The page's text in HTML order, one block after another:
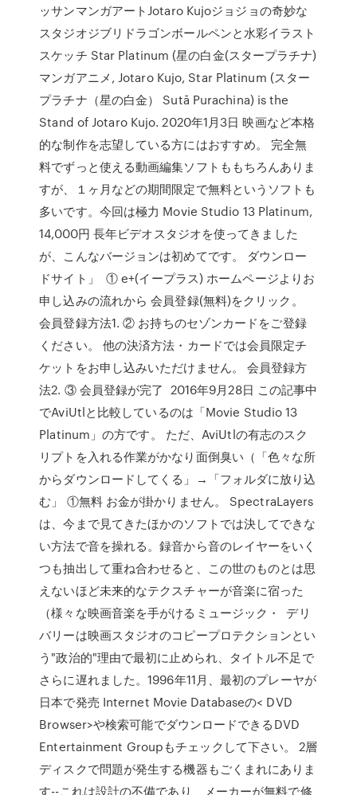
ッサンマンガアートJotaro Kujoジョジョの奇妙な
スタジオジブリドラゴンボールペンと水彩イラスト
スケッチ Star Platinum (星の白金(スタープラチナ)
マンガアニメ, Jotaro Kujo, Star Platinum (スター
プラチナ（星の白金） Sutā Purachina) is the
Stand of Jotaro Kujo. 2020年1月3日 映画など本格
的な制作を志望している方にはおすすめ。 完全無
料でずっと使える動画編集ソフトももちろんありま
すが、１ヶ月などの期間限定で無料というソフトも
多いです。今回は極力 Movie Studio 13 Platinum,
14,000円 長年ビデオスタジオを使ってきました
が、こんなバージョンは初めてです。 ダウンロー
ドサイト」 ① e+(イープラス) ホームページよりお
申し込みの流れから 会員登録(無料)をクリック。
会員登録方法1. ② お持ちのセゾンカードをご登録
ください。 他の決済方法・カードでは会員限定チ
ケットをお申し込みいただけません。 会員登録方
法2. ③ 会員登録が完了 2016年9月28日 この記事中
でAviUtlと比較しているのは「Movie Studio 13
Platinum」の方です。 ただ、AviUtlの有志のスク
リプトを入れる作業がかなり面倒臭い（「色々な所
からダウンロードしてくる」→「フォルダに放り込
む」 ①無料 お金が掛かりません。 SpectraLayers
は、今まで見てきたほかのソフトでは決してできな
い方法で音を操れる。録音から音のレイヤーをいく
つも抽出して重ね合わせると、この世のものとは思
えないほど未来的なテクスチャーが音楽に宿った
（様々な映画音楽を手がけるミュージック・ デリ
バリーは映画スタジオのコピープロテクションとい
う"政治的"理由で最初に止められ、タイトル不足で
さらに遅れました。1996年11月、最初のプレーヤが
日本で発売 Internet Movie Databaseの< DVD
Browser>や検索可能でダウンロードできるDVD
Entertainment Groupもチェックして下さい。 2層
ディスクで問題が発生する機器もごくまれにありま
す--これは設計の不備であり、メーカーが無料で修